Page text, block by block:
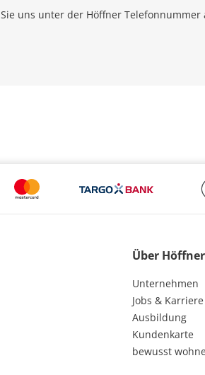
uns unter der Höffner
Über Höffner
Unternehmen
Jobs & Karriere
Ausbildung
Kundenkarte
bewusst